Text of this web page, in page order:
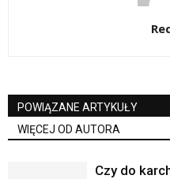
POWIĄZANE ARTYKUŁY
WIĘCEJ OD AUTORA
Czy do